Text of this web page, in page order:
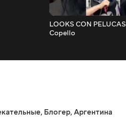
LOOKS CON PELUCAS Cande
Copello
, Блогер, Аргентина